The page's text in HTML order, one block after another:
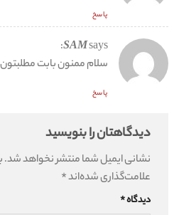
پاسخ
SAMsays:
سلام ممنون بابت
پاسخ
دیدگاهتان را بنویسید
نشانی ایمیل شما منتشر نخواهد شد.
علامت‌گذاری شده‌اند*
دیدگاه*